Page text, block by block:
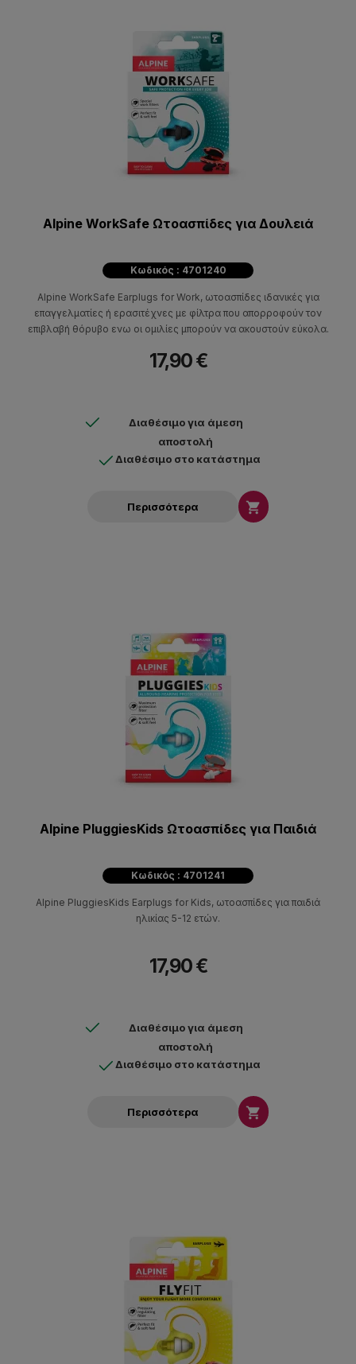
Alpine WorkSafe Ωτοασπίδες για Δουλειά
Κωδικός : 4701240
Alpine WorkSafe Earplugs for Work, ωτοασπίδες ιδανικές για
επαγγελματίες ή ερασιτέχνες με φίλτρα που απορροφούν τον
επιβλαβή θόρυβο ενω οι ομιλίες μπορούν να ακουστούν εύκολα.
17,90 €
Διαθέσιμο για άμεση
αποστολή
Διαθέσιμο στο κατάστημα
Περισσότερα 
Alpine PluggiesKids Ωτοασπίδες για Παιδιά
Κωδικός : 4701241
Alpine PluggiesKids Earplugs for Kids, ωτοασπίδες για παιδιά
ηλικίας 5-12 ετών.
17,90 €
Διαθέσιμο για άμεση
αποστολή
Διαθέσιμο στο κατάστημα
Περισσότερα 